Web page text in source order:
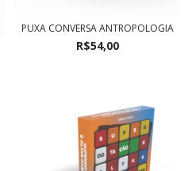
PUXA CONVERSA ANTROPOLOGIA
R$54,00